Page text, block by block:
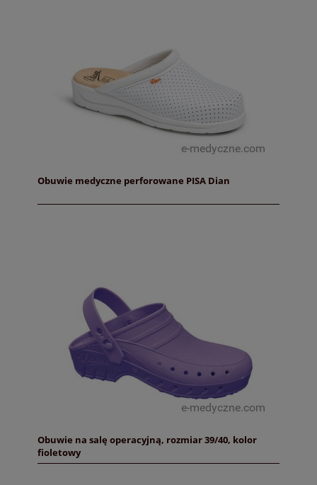
Obuwie medyczne perforowane PISA Dian
Obuwie na salę operacyjną, rozmiar 39/40, kolor
fioletowy